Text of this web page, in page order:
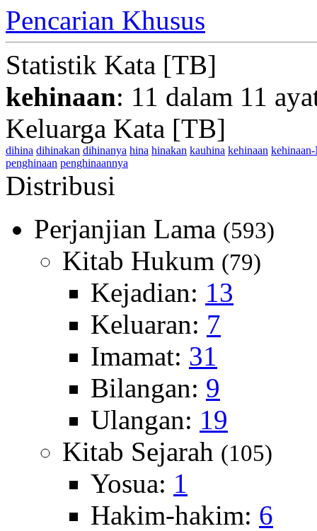
Pencarian Khusus
Statistik Kata [TB]
kehinaan: 11 dalam 11
Keluarga Kata [TB]
dihina dihinakan dihinanya hina hinakan kauhina kehinaan
penghinaan penghinaannya
Distribusi
Perjanjian Lama (593)
Kitab Hukum (79)
Kejadian: 13
Keluaran: 7
Imamat: 31
Bilangan: 9
Ulangan: 19
Kitab Sejarah (105)
Yosua: 1
Hakim-hakim: 6